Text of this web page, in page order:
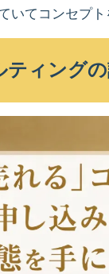
いてコンセプ
ティング